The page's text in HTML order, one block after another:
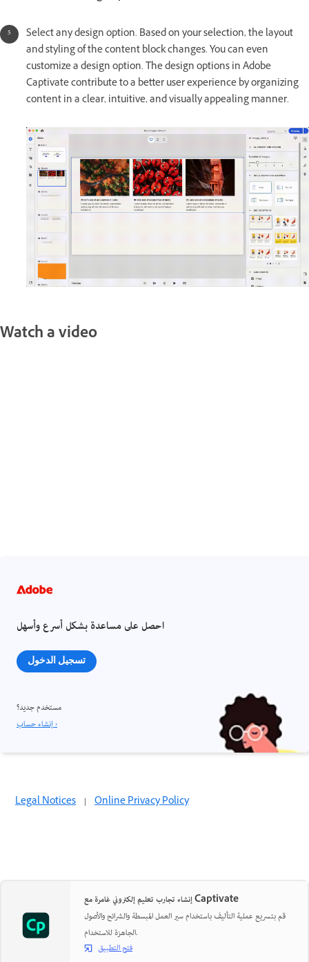
Select any design option. Based on your selection, the layout
and styling of the content block changes. You can even
customize a design option. The design options in Adobe
Captivate contribute to a better user experience by organizing
content in a clear, intuitive, and visually appealing manner.
Watch a video
احصل على مساعدة بشكل أسرع وأسهل
تسجيل الدخول
مستخدم جديد؟
إنشاء حساب ›
Legal Notices | Online Privacy Policy
إنشاء تجارب تعليم إلكتروني غامرة مع Captivate
قم بتسريع عملية التأليف باستخدام سير العمل المبسطة والشرائح والأصول
الجاهزة للاستخدام.
فتح التطبيق